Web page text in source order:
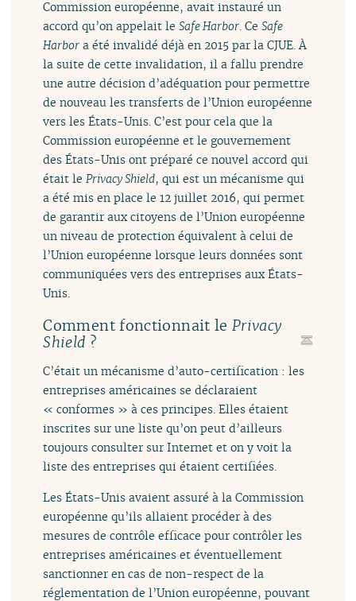
Commission européenne, avait instauré un
accord qu’on appelait leSafe Harbor. CeSafe
Harbor a été invalidé déjà en 2015 par la CJUE. À
la suite de cette invalidation, il a fallu prendre
une autre décision d’adéquation pour permettre
de nouveau les transferts de l’Union européenne
vers les États-Unis. C’est pour cela que la
Commission européenne et le gouvernement
des États-Unis ont préparé ce nouvel accord qui
était lePrivacy Shield, qui est un mécanisme qui
a été mis en place le 12 juillet 2016, qui permet
de garantir aux citoyens de l’Union européenne
un niveau de protection équivalent à celui de
l’Union européenne lorsque leurs données sont
communiquées vers des entreprises aux États-
Unis.
Comment fonctionnait lePrivacy
Shield ?
C’était un mécanisme d’auto-certification : les
entreprises américaines se déclaraient
« conformes » à ces principes. Elles étaient
inscrites sur une liste qu’on peut d’ailleurs
toujours consulter sur Internet et on y voit la
liste des entreprises qui étaient certifiées.
Les États-Unis avaient assuré à la Commission
européenne qu’ils allaient procéder à des
mesures de contrôle efficace pour contrôler les
entreprises américaines et éventuellement
sanctionner en cas de non-respect de la
réglementation de l’Union européenne, pouvant